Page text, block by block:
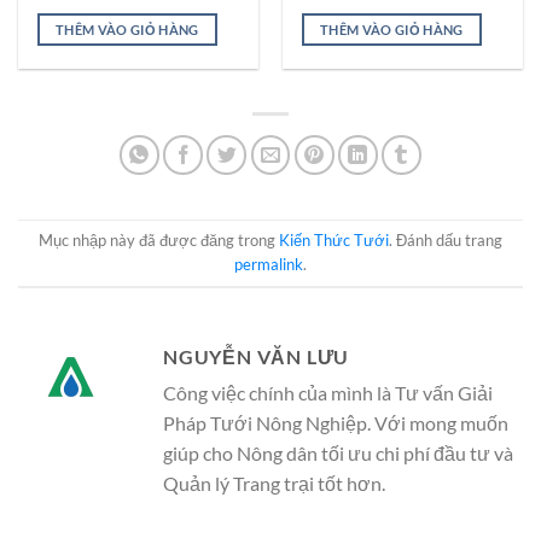
THÊM VÀO GIỎ HÀNG THÊM VÀO GIỎ HÀNG
Mục nhập này đã được đăng trong Kiến Thức Tưới. Đánh dấu trang
permalink.
NGUYỄN VĂN LƯU
Công việc chính của mình là Tư vấn Giải
Pháp Tưới Nông Nghiệp. Với mong muốn
giúp cho Nông dân tối ưu chi phí đầu tư và
Quản lý Trang trại tốt hơn.